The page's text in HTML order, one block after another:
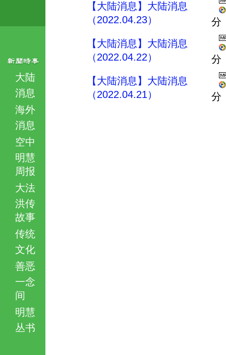
大陆
消息
海外
消息
空中
明慧
周报
大法
洪传
故事
传统
文化
善恶
一念
间
明慧
丛书
【大陆消息】大陆消息
（2022.04.23）
分
【大陆消息】大陆消息
（2022.04.22）
分
【大陆消息】大陆消息
（2022.04.21）
分